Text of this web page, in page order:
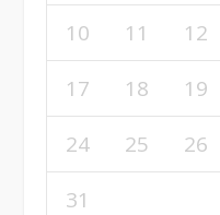
10
11 12
17
18 19
24
25 26
31